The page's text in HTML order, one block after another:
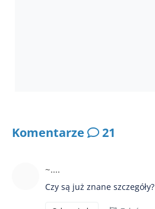
Komentarze 21
~....
Czy są już znane szczegóły?